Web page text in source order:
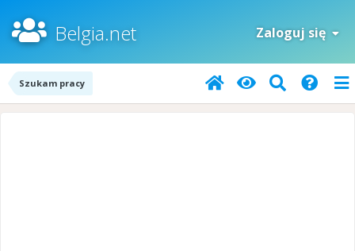
Belgia.net Zaloguj się
Szukam pracy